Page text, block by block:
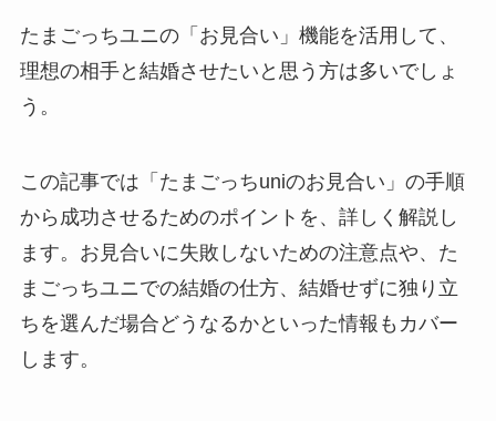
たまごっちユニの「お見合い」機能を活用して、
理想の相手と結婚させたいと思う方は多いでしょ
う。
この記事では「たまごっちuniのお見合い」の手順
から成功させるためのポイントを、詳しく解説し
ます。お見合いに失敗しないための注意点や、た
まごっちユニでの結婚の仕方、結婚せずに独り立
ちを選んだ場合どうなるかといった情報もカバー
します。